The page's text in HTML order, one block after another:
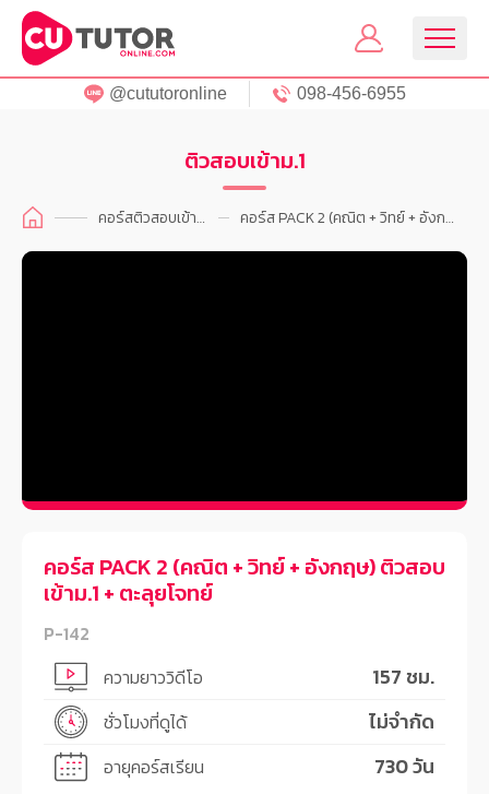
@cututoronline 098-456-6955
ติวสอบเข้าม.1
คอร์สติวสอบเข้า ม.1 คอร์ส PACK 2 (คณิต + วิทย์ + อังกฤษ) ติวสอบเข้าม.1 + ตะลุยโจทย์
คอร์ส PACK 2 (คณิต + วิทย์ + อังกฤษ) ติวสอบ
เข้าม.1 + ตะลุยโจทย์
P-142
ความยาววิดีโอ
157 ชม.
ชั่วโมงที่ดูได้ ไม่จำกัด
อายุคอร์สเรียน 730 วัน